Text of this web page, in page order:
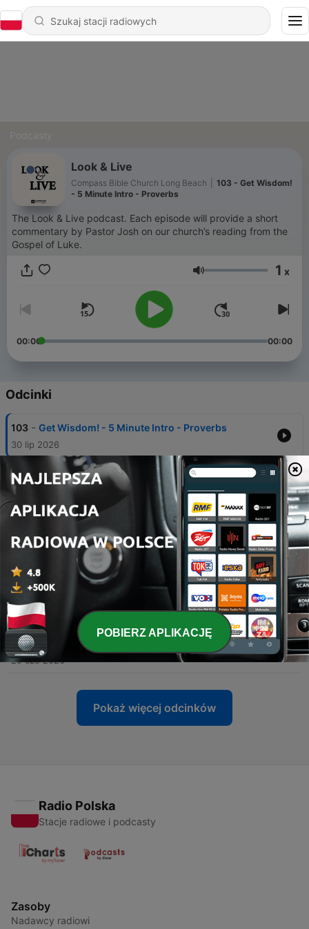
Look & Live
Compass Bible Church Long Beach
103 - Get Wisdom!
- 5 Minute Intro - Proverbs
The Look & Live podcast. Each episode will provide a short
commentary by Pastor Josh on our church’s reading from the
Gospel of Luke.
Głośność 1 x
00:00 00:00
Odcinki
103 - Get Wisdom! - 5 Minute Intro - Proverbs
30 lip 2026
102
Back in the Land - 5 Minute Intro - Ezra /
Nehemiah
A Church Planter's Guide to the Galaxy - 5 Minute
Intro - Titus
100 - Final Words from a Mentor - 5 Minute Intro - 2
TImothy
10 lip 2026
99 - A Message Worth Repeating - 5 Minute Intro -
Chronicles
29 cze 2026
Pokaż więcej odcinków
Radio Polska
Stacje radiowe i podcasty
Zasoby
Nadawcy radiowi
POBIERZ APLIKACJĘ